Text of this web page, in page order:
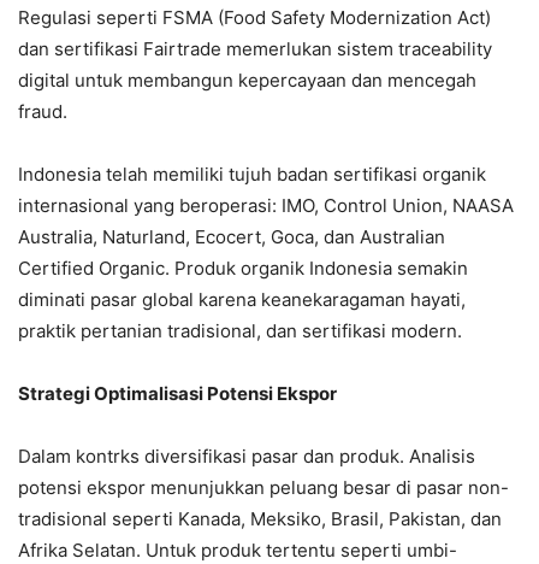
Regulasi seperti FSMA (Food Safety Modernization Act)
dan sertifikasi Fairtrade memerlukan sistem traceability
digital untuk membangun kepercayaan dan mencegah
fraud.
Indonesia telah memiliki tujuh badan sertifikasi organik
internasional yang beroperasi: IMO, Control Union, NAASA
Australia, Naturland, Ecocert, Goca, dan Australian
Certified Organic. Produk organik Indonesia semakin
diminati pasar global karena keanekaragaman hayati,
praktik pertanian tradisional, dan sertifikasi modern.
Strategi Optimalisasi Potensi Ekspor
Dalam kontrks diversifikasi pasar dan produk. Analisis
potensi ekspor menunjukkan peluang besar di pasar non-
tradisional seperti Kanada, Meksiko, Brasil, Pakistan, dan
Afrika Selatan. Untuk produk tertentu seperti umbi-